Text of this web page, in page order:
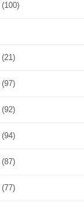
(100)
(21)
(97)
(92)
(94)
(87)
(77)